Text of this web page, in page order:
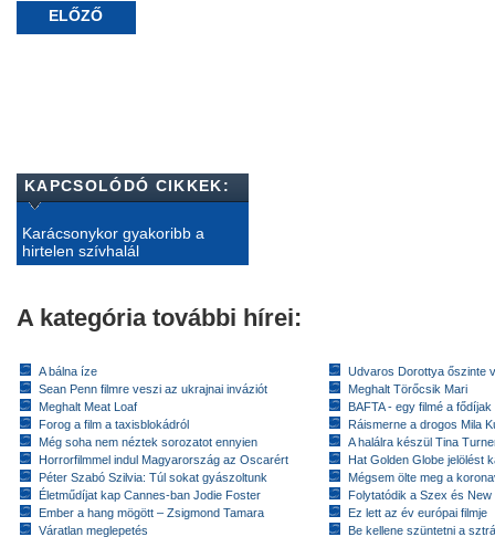
ELŐZŐ
KAPCSOLÓDÓ CIKKEK:
Karácsonykor gyakoribb a
hirtelen szívhalál
A kategória további hírei:
A bálna íze
Sean Penn filmre veszi az ukrajnai inváziót
Meghalt Meat Loaf
Forog a film a taxisblokádról
Még soha nem néztek sorozatot ennyien
Horrorfilmmel indul Magyarország az Oscarért
Péter Szabó Szilvia: Túl sokat gyászoltunk
Életműdíjat kap Cannes-ban Jodie Foster
Ember a hang mögött – Zsigmond Tamara
Váratlan meglepetés
Udvaros Dorottya őszinte
Meghalt Törőcsik Mari
BAFTA - egy filmé a fődíjak
Ráismerne a drogos Mila
A halálra készül Tina
Hat Golden Globe jelölést
Mégsem ölte meg a
Folytatódik a Szex és New
Ez lett az év európai filmje
Be kellene szüntetni a